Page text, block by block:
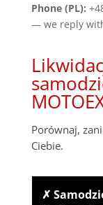
Phone (PL):
— we reply
Porównaj,
Ciebie.
✗